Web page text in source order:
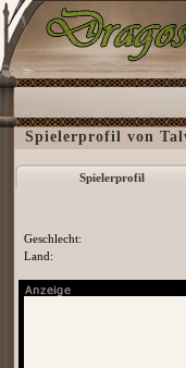
Spielerprofil von
Spielerprofil
Geschlecht:
Land: